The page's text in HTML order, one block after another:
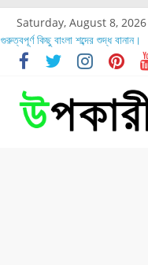
Saturday, August 8, 2026
গুরুত্বপূর্ণ কিছু বাংলা শব্দের শুদ্ধ বানান।
শরীরের কোন অংশে বেডসোর বেশি হয়?
নাসাল টিউব কতদিন রাখা যায়?
রোগীর পিঠ, কোমর এবং পায়ে বেডসোর
পার্সিমন ফলের স্বাস্থ্য ও পুষ্টি উপকারিতা।